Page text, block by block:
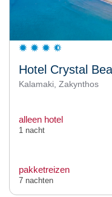
Hotel Crystal
Kalamaki, Zakynthos
alleen hotel
1 nacht
pakketreizen
7 nachten